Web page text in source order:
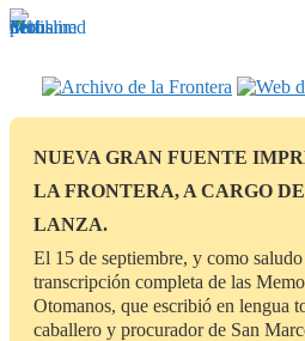
NUEVA GRAN FUENTE
LA FRONTERA, A CARGO
LANZA.
El 15 de septiembre, y como
transcripción completa de las
Otomanos, que escribió en lengua
caballero y procurador de San